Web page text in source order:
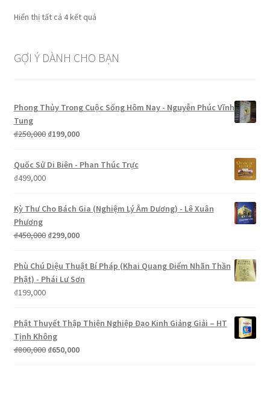
Hiển thị tất cả 4 kết quảĐã
theo
biến
GỢI Ý DÀNH CHO BẠN
Phong Thủy Trong Cuộc Sống Hôm Nay - Nguyễn Phúc Vĩnh
Tung
₫250,000 Giá
là:
₫199,000Giá
tại
Quốc Sử Di Biên - Phan Thúc Trực
₫499,000
Kỳ Thư Cho Bách Gia (Nghiệm Lý Âm Dương) - Lê Xuân
Phương
₫450,000 Giá
là:
₫450,000.
₫299,000Giá
tại
là:
Phù Chú Diệu Thuật Bí Pháp (Khai Quang Điểm Nhãn Thần
Phật) - Phái Lư Sơn
₫199,000
Phật Thuyết Thập Thiện Nghiệp Đạo Kinh Giảng Giải – HT
Tịnh Không
₫800,000 Giá
₫650,000Giá